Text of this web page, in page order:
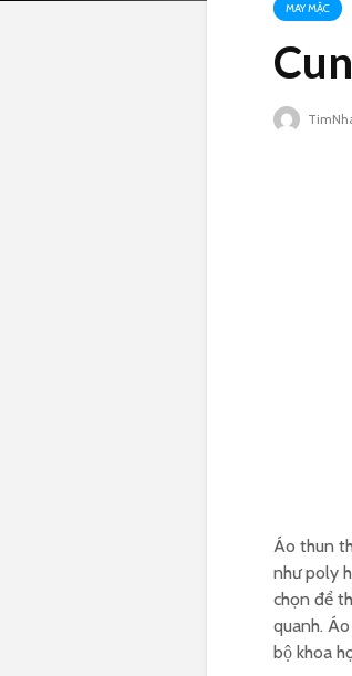
MAY MẶC
Áo thun
như poly
chọn để
quanh.
bộ khoa